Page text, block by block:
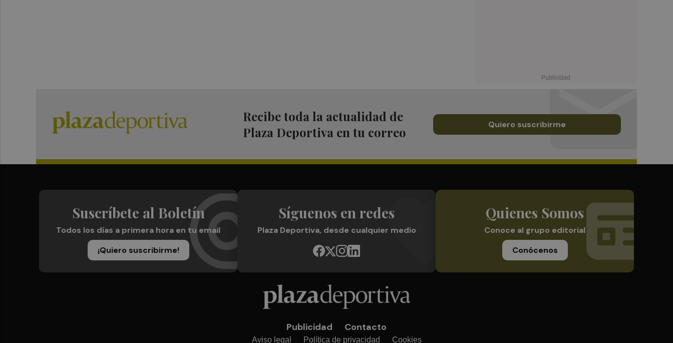
Recibe toda la actualidad de
Plaza Deportiva en tu correo
Quiero suscribirme
Suscríbete al Boletín
Todos los días a primera hora en tu email
¡Quiero suscribirme!
Síguenos en redes
Plaza Deportiva, desde cualquier medio
Quienes Somos
Conoce al grupo editorial
Conócenos
Publicidad Contacto
Aviso legal Política de privacidad Cookies